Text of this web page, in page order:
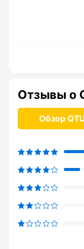
Отзывы о
Обзор